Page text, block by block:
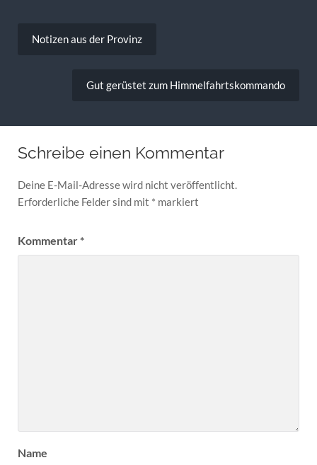
Notizen aus der Provinz
Gut gerüstet zum Himmelfahrtskommando
Schreibe einen Kommentar
Deine E-Mail-Adresse wird nicht veröffentlicht.
Erforderliche Felder sind mit * markiert
Kommentar*
Name